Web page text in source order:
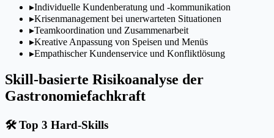
▸Individuelle Kundenberatung und -kommunikation
▸Krisenmanagement bei unerwarteten Situationen
▸Teamkoordination und Zusammenarbeit
▸Kreative Anpassung von Speisen und Menüs
▸Empathischer Kundenservice und Konfliktlösung
Skill-basierte Risikoanalyse der
Gastronomiefachkraft
🛠Top 3 Hard-Skills